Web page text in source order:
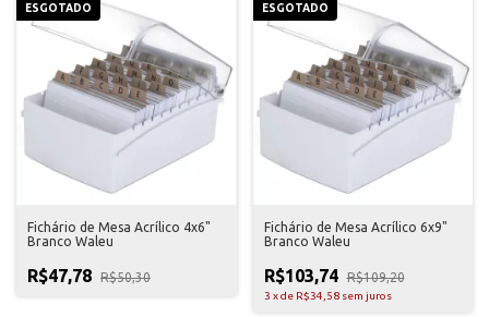
ESGOTADO
Fichário de Mesa Acrílico 4x6"
Branco Waleu
R$47,78 R$50,30
ESGOTADO
Fichário de Mesa Acrílico 6x9"
Branco Waleu
R$103,74 R$109,20
3 xde R$34,58 sem juros